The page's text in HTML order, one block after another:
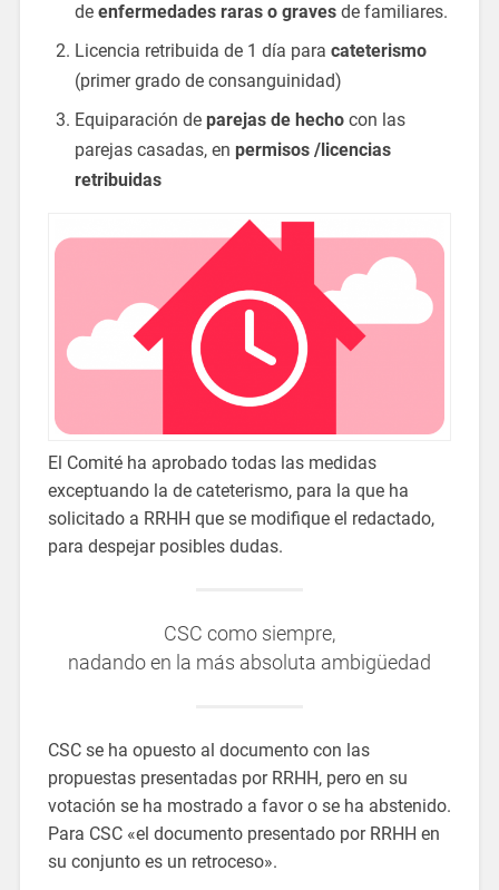
de enfermedades raras o gravesde familiares.
Licencia retribuida de 1 día para cateterismo
(primer grado de consanguinidad)
Equiparación de parejas de hechocon las
parejas casadas, en permisos /licencias
retribuidas
El Comité ha aprobado todas las medidas
exceptuando la de cateterismo, para la que ha
solicitado a RRHH que se modifique el redactado,
para despejar posibles dudas.
CSC como siempre,
nadando en la más absoluta ambigüedad
CSC se ha opuesto al documento con las
propuestas presentadas por RRHH, pero en su
votación se ha mostrado a favor o se ha abstenido.
Para CSC «el documento presentado por RRHH en
su conjunto es un retroceso».